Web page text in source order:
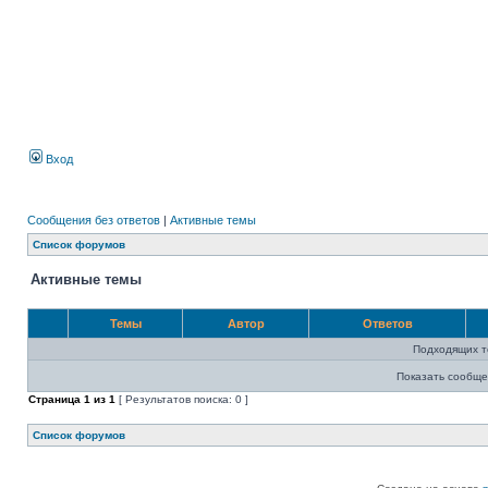
Вход
Сообщения без ответов | Активные темы
Список форумов
Активные темы
Темы Автор Ответов
Подходящих
Показать
Страница 1 из 1 [ Результатов поиска: 0 ]
Список форумов